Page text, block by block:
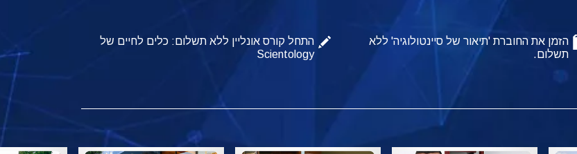
הזמן את החוברת 'תיאור של סיינטולוגיה' ללא
תשלום.
התחל קורס אונליין ללא תשלום: כלים לחיים של
Scientology